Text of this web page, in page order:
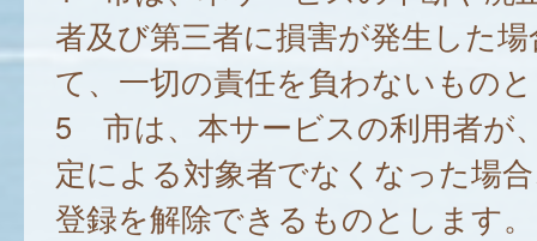
者及び第三者に損害が発生した
て、一切の責任を負わないもの
5 市は、本サービスの利用者が
定による対象者でなくなった場
登録を解除できるものとします。